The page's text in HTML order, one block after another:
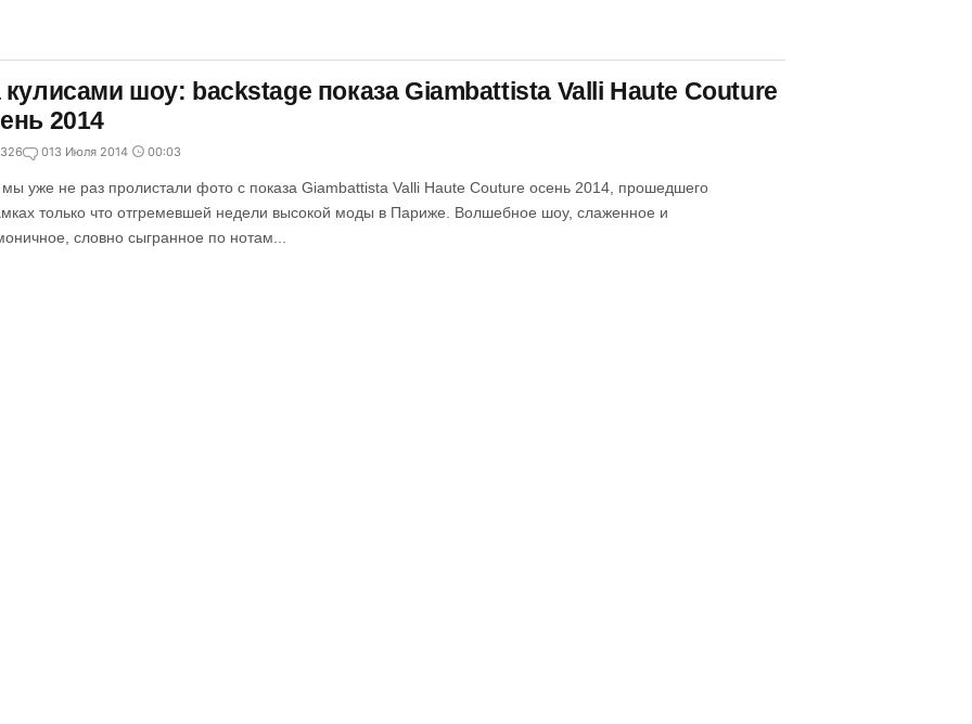
кулисами шоу: backstage показа Giambattista Valli Haute Couture
2014
013 Июля 2014 00:03
уже не раз пролистали фото с показа Giambattista Valli Haute Couture осень 2014, прошедшего
только что отгремевшей недели высокой моды в Париже. Волшебное шоу, слаженное и
словно сыгранное по нотам...